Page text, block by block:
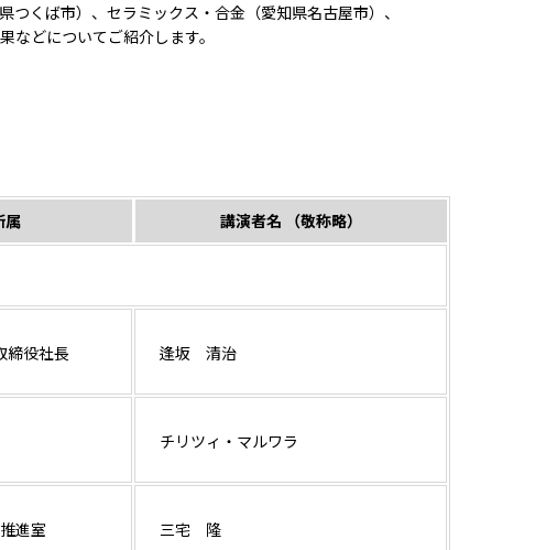
くば市）、セラミックス・合金（愛知県名古屋市）、
どについてご紹介します。
属 講演者名 （敬称略）
締役社長 逢坂 清治
チリツィ・マルワラ
進室 三宅 隆